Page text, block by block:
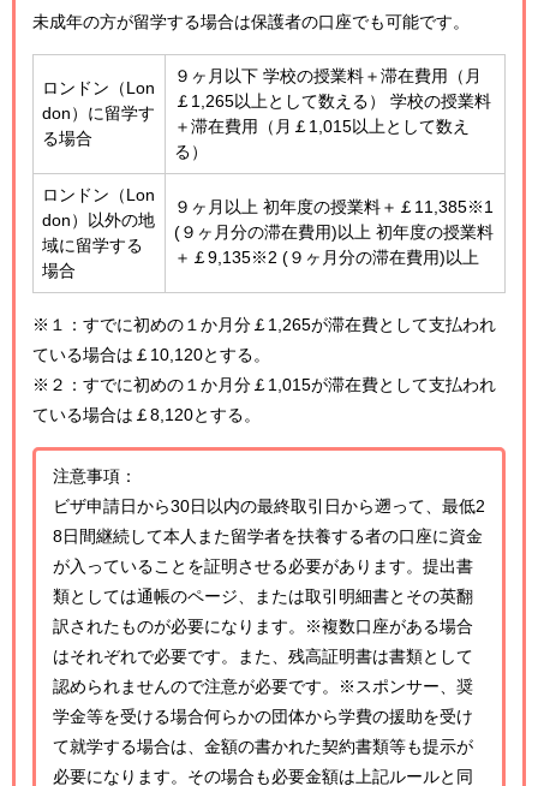
未成年の方が留学する場合は保護者の口座でも可能です。
ロンドン（Lon
don）に留学す
る場合
９ヶ月以下 学校の授業料＋滞在費用（月
￡1,265以上として数える） 学校の授業料
＋滞在費用（月￡1,015以上として数え
る）
ロンドン（Lon
don）以外の地
域に留学する
場合
９ヶ月以上 初年度の授業料＋￡11,385※1
(９ヶ月分の滞在費用)以上 初年度の授業料
＋￡9,135※2 (９ヶ月分の滞在費用)以上
※１：すでに初めの１か月分￡1,265が滞在費として支払われ
ている場合は￡10,120とする。
※２：すでに初めの１か月分￡1,015が滞在費として支払われ
ている場合は￡8,120とする。
注意事項：
ビザ申請日から30日以内の最終取引日から遡って、最低2
8日間継続して本人また留学者を扶養する者の口座に資金
が入っていることを証明させる必要があります。提出書
類としては通帳のページ、または取引明細書とその英翻
訳されたものが必要になります。※複数口座がある場合
はそれぞれで必要です。また、残高証明書は書類として
認められませんので注意が必要です。※スポンサー、奨
学金等を受ける場合何らかの団体から学費の援助を受け
て就学する場合は、金額の書かれた契約書類等も提示が
必要になります。その場合も必要金額は上記ルールと同